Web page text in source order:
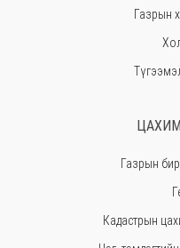
Газрын
Газрын
Кадастрын